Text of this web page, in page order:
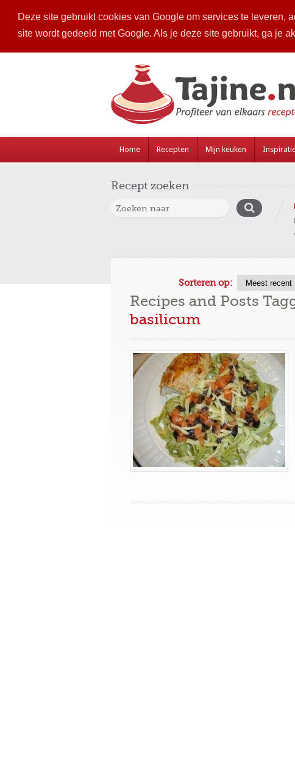
Deze site gebruikt cookies van Google om services te leveren,
site wordt gedeeld met Google. Als je deze site gebruikt, ga je
Home Recepten Mijn keuken
Recept zoeken
Sorteren op:
Recipes and Posts
basilicum